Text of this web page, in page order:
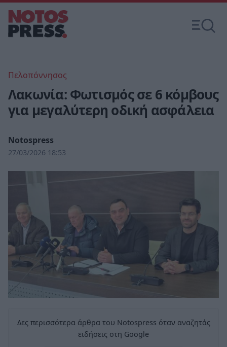
Πελοπόννησος
Λακωνία: Φωτισμός σε 6 κόμβους
για μεγαλύτερη οδική ασφάλεια
Notospress
27/03/2026 18:53
Δες περισσότερα άρθρα του Notospress όταν αναζητάς
ειδήσεις στη Google